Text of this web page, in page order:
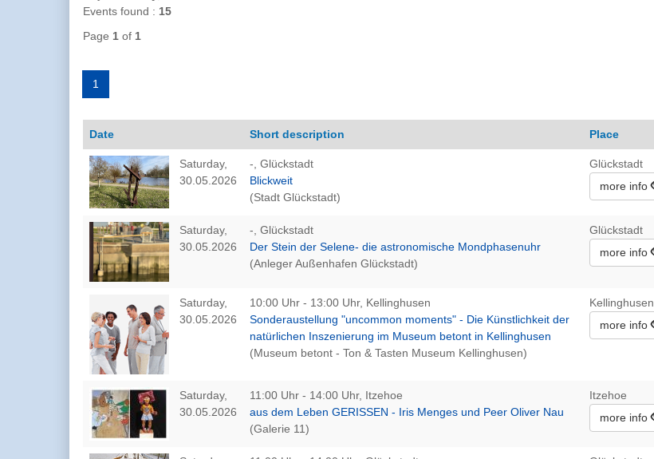
Events found : 15
Page 1 of 1
1
Date Short description Place
Saturday,
30.05.2026
-, Glückstadt
Blickweit
(Stadt Glückstadt)
Glückstadt
more info
Saturday,
30.05.2026
-, Glückstadt
Der Stein der Selene- die astronomische Mondphasenuhr
(Anleger Außenhafen Glückstadt)
Glückstadt
more info
Saturday,
30.05.2026
10:00 Uhr - 13:00 Uhr, Kellinghusen
Sonderaustellung "uncommon moments" - Die Künstlichkeit der
natürlichen Inszenierung im Museum betont in Kellinghusen
(Museum betont - Ton & Tasten Museum Kellinghusen)
Kellinghusen
more info
Saturday,
30.05.2026
11:00 Uhr - 14:00 Uhr, Itzehoe
aus dem Leben GERISSEN - Iris Menges und Peer Oliver Nau
(Galerie 11)
Itzehoe
more info